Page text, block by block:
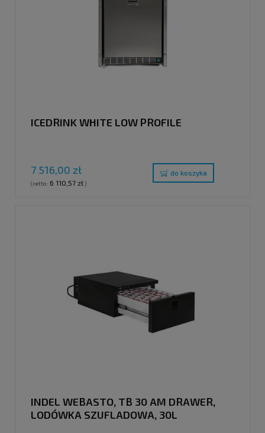
ICEDRINK WHITE LOW PROFILE
7 516,00 zł
(netto: 6 110,57 zł)
do koszyka
INDEL WEBASTO, TB 30 AM DRAWER,
LODÓWKA SZUFLADOWA, 30L